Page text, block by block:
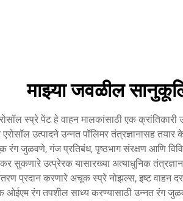
माझ्या जवळील
स्प्रे पेंट हे वाहन मालकांसाठी एक
उत्पादने उन्नत पॉलिमर तंत्रज्ञानासह
रंग जुळवणे, गंज प्रतिबंध, पृष्ठभाग संरक्षण आणि
सुकणारे उत्प्रेरक यासारख्या अत्याधुनिक
प्रदान करणारे अचूक स्प्रे नोझल्स, इष्ट वाहन
रंग तपशील साध्य करण्यासाठी उन्नत रंग